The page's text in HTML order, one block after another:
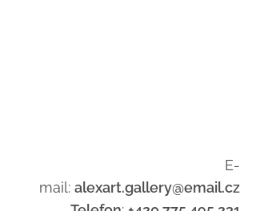
E-
mail: alexart.gallery@email.cz